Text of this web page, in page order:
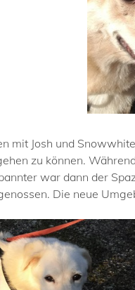
mit Josh und
zu können.
war dann der
Die neue